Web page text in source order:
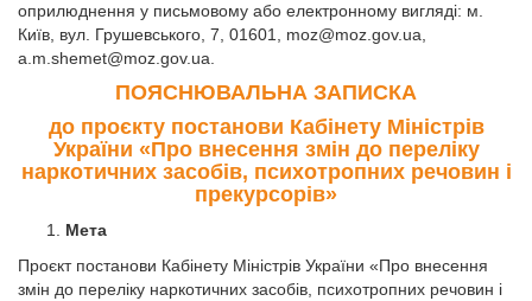
оприлюднення у письмовому або електронному вигляді: м.
Київ, вул. Грушевського, 7, 01601, moz@moz.gov.ua
a.m.shemet@moz.gov.ua
ПОЯСНЮВАЛЬНА ЗАПИСКА
до проєкту постанови Кабінету Міністрів
України «Про внесення змін до переліку
наркотичних засобів, психотропних речовин і
прекурсорів»
Мета
Проєкт постанови Кабінету Міністрів України «Про внесення
змін до переліку наркотичних засобів, психотропних речовин і